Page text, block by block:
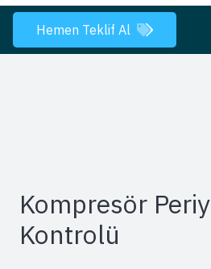
Hemen Teklif Al
Kompresör
Kontrolü